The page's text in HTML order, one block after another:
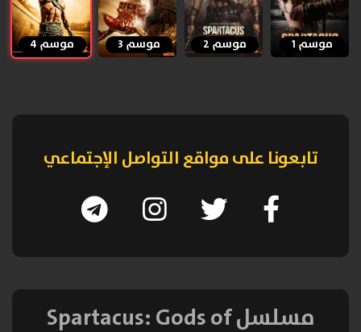
موسم 1 موسم 2 موسم 3 موسم 4
تابعونا على مواقع التواصل الإجتماعي
مسلسل Spartacus: Gods of